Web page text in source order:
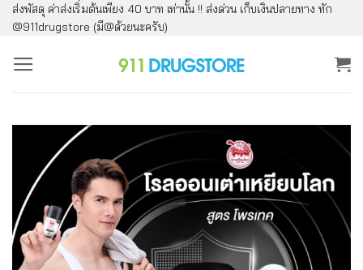
ข้าม
ไป
ยัง
ส่งพัสดุ ค่าส่งเริ่มต้นเพียง 40 บาท เท่านั้น !! ส่งด่วน เก็บเงินปลายทาง ทัก
@911drugstore (มี@ด้วยนะครับ)